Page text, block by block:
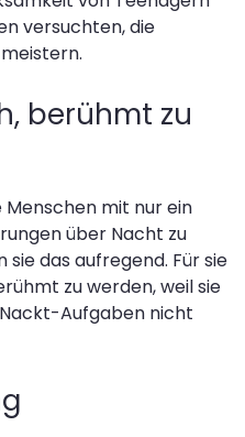
versuchten, die
berühmt zu
Menschen mit nur ein
über Nacht zu
das aufregend. Für sie
zu werden, weil sie
Aufgaben nicht